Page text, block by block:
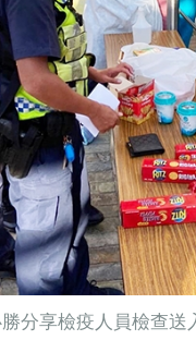
分享檢疫人員檢查送